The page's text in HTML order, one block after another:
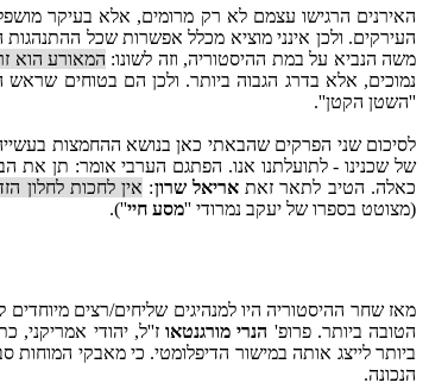
האירנים הרגישו עצמם לא רק מרומים, אלא בעיקר
העירקים. ולכן אינני מוציא מכלל אפשרות שכל ההתנהגות האירנית
משה הנביא על במת ההיסטוריה, וזה לשונו: המאורע הוא
נמוכים, אלא בדרג הגבוה ביותר. ולכן הם בטוחים
''השטן הקטן''.
לסיכום שני הפרקים שהבאתי כאן בנושא ההחמצות
של שכנינו - לתועלתנו אנו. הפתגם הערבי אומר: תן את
כאלה. הטיב לתאר זאתאריאל שרון: אין לחכות לחלון
(מצוטט בספרו של יעקב נמרודי ''מסע חיי'').
מאז שחר ההיסטוריה היו למנהיגים שליחים/רצים
הטובה ביותר. פרופ' הנרי מורגנטאו
ביותר לייצג אותה במישור הדיפלומטי. כי מאבקי
הנכונה.